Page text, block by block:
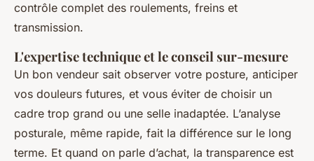
contrôle complet des roulements, freins et
transmission.
L'expertise technique et le conseil sur-mesure
Un bon vendeur sait observer votre posture, anticiper
vos douleurs futures, et vous éviter de choisir un
cadre trop grand ou une selle inadaptée. L’analyse
posturale, même rapide, fait la différence sur le long
terme. Et quand on parle d’achat, la transparence est